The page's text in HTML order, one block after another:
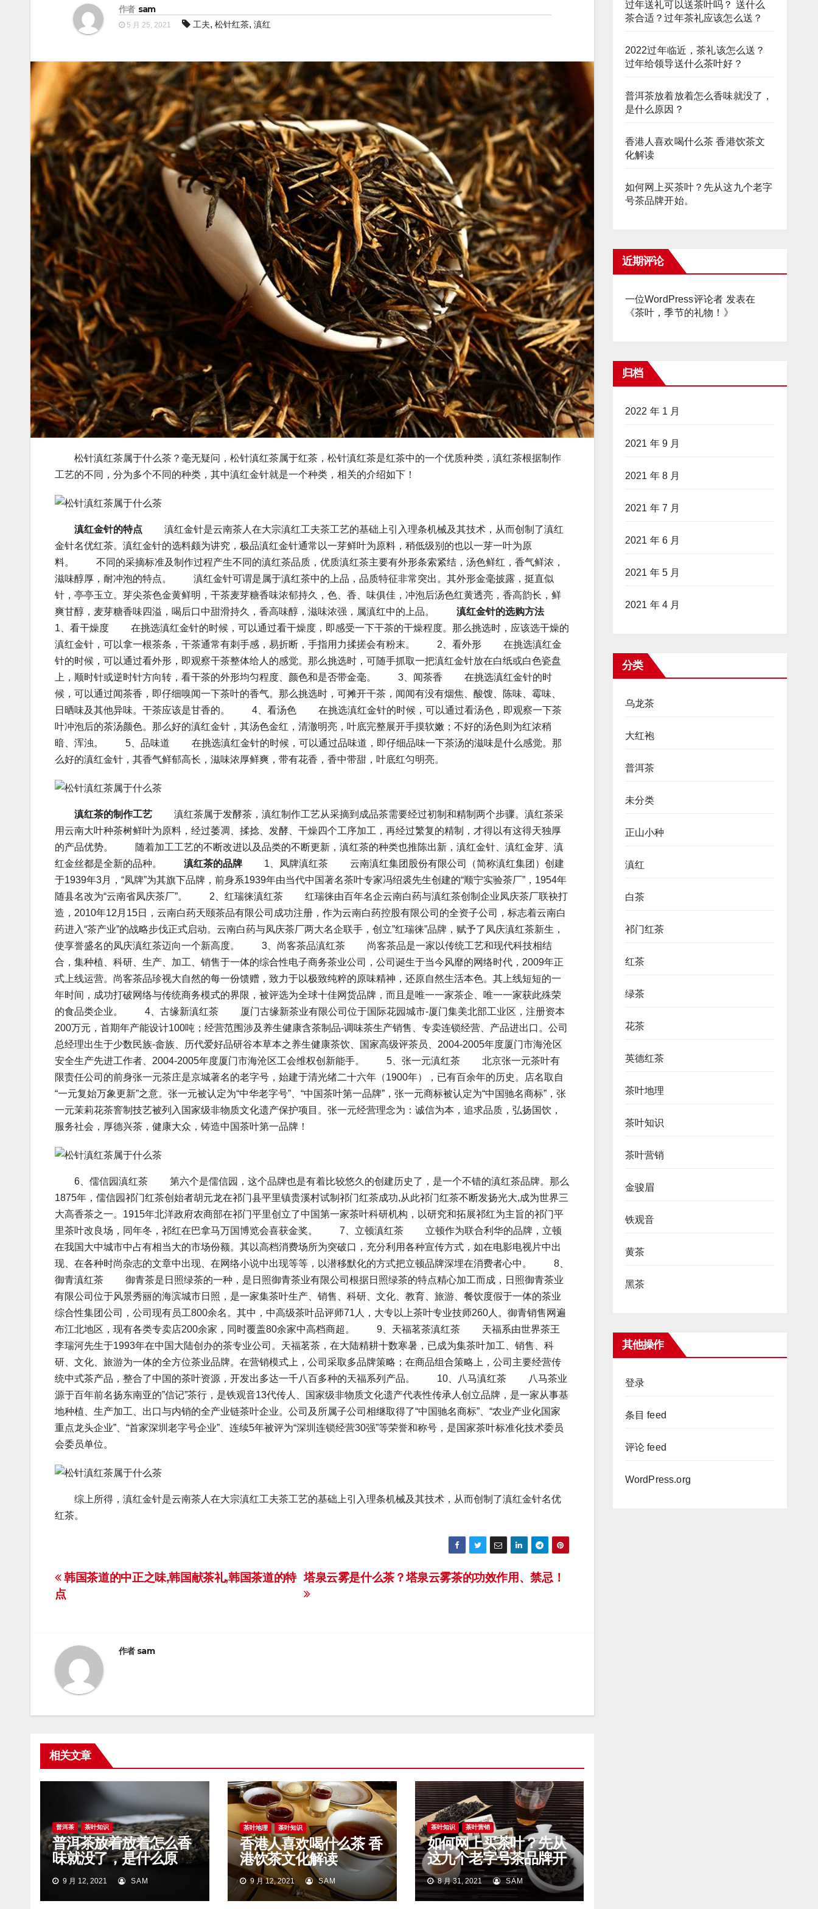
作者 sam
5 月 25, 2021 工夫, 松针红茶, 滇红
松针滇红茶属于什么茶？毫无疑问，松针滇红茶属于红茶，松针滇红茶是红茶中的一个优质种类，滇红茶根据制作
工艺的不同，分为多个不同的种类，其中滇红金针就是一个种类，相关的介绍如下！
滇红金针的特点 滇红金针是云南茶人在大宗滇红工夫茶工艺的基础上引入理条机械及其技术，从而创制了滇红
金针名优红茶。滇红金针的选料颇为讲究，极品滇红金针通常以一芽鲜叶为原料，稍低级别的也以一芽一叶为原
料。 不同的采摘标准及制作过程产生不同的滇红茶品质，优质滇红茶主要有外形条索紧结，汤色鲜红，香气鲜浓，
滋味醇厚，耐冲泡的特点。 滇红金针可谓是属于滇红茶中的上品，品质特征非常突出。其外形金毫披露，挺直似
针，亭亭玉立。芽尖茶色金黄鲜明，干茶麦芽糖香味浓郁持久，色、香、味俱佳，冲泡后汤色红黄透亮，香高韵长，鲜
爽甘醇，麦芽糖香味四溢，喝后口中甜滑持久，香高味醇，滋味浓强，属滇红中的上品。
滇红金针的选购方法
1、看干燥度 在挑选滇红金针的时候，可以通过看干燥度，即感受一下干茶的干燥程度。那么挑选时，应该选干燥的
滇红金针，可以拿一根茶条，干茶通常有刺手感，易折断，手指用力揉搓会有粉末。 2、看外形 在挑选滇红金
针的时候，可以通过看外形，即观察干茶整体给人的感觉。那么挑选时，可随手抓取一把滇红金针放在白纸或白色瓷盘
上，顺时针或逆时针方向转，看干茶的外形均匀程度、颜色和是否带金毫。 3、闻茶香 在挑选滇红金针的时
候，可以通过闻茶香，即仔细嗅闻一下茶叶的香气。那么挑选时，可摊开干茶，闻闻有没有烟焦、酸馊、陈味、霉味、
日晒味及其他异味。干茶应该是甘香的。 4、看汤色 在挑选滇红金针的时候，可以通过看汤色，即观察一下茶
叶冲泡后的茶汤颜色。那么好的滇红金针，其汤色金红，清澈明亮，叶底完整展开手摸软嫩；不好的汤色则为红浓稍
暗、浑浊。 5、品味道 在挑选滇红金针的时候，可以通过品味道，即仔细品味一下茶汤的滋味是什么感觉。那
么好的滇红金针，其香气鲜郁高长，滋味浓厚鲜爽，带有花香，香中带甜，叶底红匀明亮。
滇红茶的制作工艺 滇红茶属于发酵茶，滇红制作工艺从采摘到成品茶需要经过初制和精制两个步骤。滇红茶采
用云南大叶种茶树鲜叶为原料，经过萎凋、揉捻、发酵、干燥四个工序加工，再经过繁复的精制，才得以有这得天独厚
的产品优势。 随着加工工艺的不断改进以及品类的不断更新，滇红茶的种类也推陈出新，滇红金针、滇红金芽、滇
红金丝都是全新的品种。
滇红茶的品牌 1、凤牌滇红茶 云南滇红集团股份有限公司（简称滇红集团）创建
于1939年3月，“凤牌”为其旗下品牌，前身系1939年由当代中国著名茶叶专家冯绍裘先生创建的“顺宁实验茶厂”，1954年
随县名改为“云南省凤庆茶厂”。 2、红瑞徕滇红茶 红瑞徕由百年名企云南白药与滇红茶创制企业凤庆茶厂联袂打
造，2010年12月15日，云南白药天颐茶品有限公司成功注册，作为云南白药控股有限公司的全资子公司，标志着云南白
药进入“茶产业”的战略步伐正式启动。云南白药与凤庆茶厂两大名企联手，创立”红瑞徕”品牌，赋予了凤庆滇红茶新生，
使享誉盛名的凤庆滇红茶迈向一个新高度。 3、尚客茶品滇红茶 尚客茶品是一家以传统工艺和现代科技相结
合，集种植、科研、生产、加工、销售于一体的综合性电子商务茶业公司，公司诞生于当今风靡的网络时代，2009年正
式上线运营。尚客茶品珍视大自然的每一份馈赠，致力于以极致纯粹的原味精神，还原自然生活本色。其上线短短的一
年时间，成功打破网络与传统商务模式的界限，被评选为全球十佳网货品牌，而且是唯一一家茶企、唯一一家获此殊荣
的食品类企业。 4、古缘新滇红茶 厦门古缘新茶业有限公司位于国际花园城市-厦门集美北部工业区，注册资本
200万元，首期年产能设计100吨；经营范围涉及养生健康含茶制品-调味茶生产销售、专卖连锁经营、产品进出口。公司
总经理出生于少数民族-畲族、历代爱好品研谷本草本之养生健康茶饮、国家高级评茶员、2004-2005年度厦门市海沧区
安全生产先进工作者、2004-2005年度厦门市海沧区工会维权创新能手。 5、张一元滇红茶 北京张一元茶叶有
限责任公司的前身张一元茶庄是京城著名的老字号，始建于清光绪二十六年（1900年），已有百余年的历史。店名取自
“一元复始万象更新”之意。张一元被认定为“中华老字号”、“中国茶叶第一品牌”，张一元商标被认定为“中国驰名商标”，张
一元茉莉花茶窨制技艺被列入国家级非物质文化遗产保护项目。张一元经营理念为：诚信为本，追求品质，弘扬国饮，
服务社会，厚德兴茶，健康大众，铸造中国茶叶第一品牌！
6、儒信园滇红茶 第六个是儒信园，这个品牌也是有着比较悠久的创建历史了，是一个不错的滇红茶品牌。那么
1875年，儒信园祁门红茶创始者胡元龙在祁门县平里镇贵溪村试制祁门红茶成功,从此祁门红茶不断发扬光大,成为世界三
大高香茶之一。1915年北洋政府农商部在祁门平里创立了中国第一家茶叶科研机构，以研究和拓展祁红为主旨的祁门平
里茶叶改良场，同年冬，祁红在巴拿马万国博览会喜获金奖。 7、立顿滇红茶 立顿作为联合利华的品牌，立顿
在我国大中城市中占有相当大的市场份额。其以高档消费场所为突破口，充分利用各种宣传方式，如在电影电视片中出
现、在各种时尚杂志的文章中出现、在网络小说中出现等等，以潜移默化的方式把立顿品牌深埋在消费者心中。 8、
御青滇红茶 御青茶是日照绿茶的一种，是日照御青茶业有限公司根据日照绿茶的特点精心加工而成，日照御青茶业
有限公司位于风景秀丽的海滨城市日照，是一家集茶叶生产、销售、科研、文化、教育、旅游、餐饮度假于一体的茶业
综合性集团公司，公司现有员工800余名。其中，中高级茶叶品评师71人，大专以上茶叶专业技师260人。御青销售网遍
布江北地区，现有各类专卖店200余家，同时覆盖80余家中高档商超。 9、天福茗茶滇红茶 天福系由世界茶王
李瑞河先生于1993年在中国大陆创办的茶专业公司。天福茗茶，在大陆精耕十数寒暑，已成为集茶叶加工、销售、科
研、文化、旅游为一体的全方位茶业品牌。在营销模式上，公司采取多品牌策略；在商品组合策略上，公司主要经营传
统中式茶产品，整合了中国的茶叶资源，开发出多达一千八百多种的天福系列产品。 10、八马滇红茶 八马茶业
源于百年前名扬东南亚的”信记”茶行，是铁观音13代传人、国家级非物质文化遗产代表性传承人创立品牌，是一家从事基
地种植、生产加工、出口与内销的全产业链茶叶企业。公司及所属子公司相继取得了“中国驰名商标”、“农业产业化国家
重点龙头企业”、“首家深圳老字号企业”、连续5年被评为“深圳连锁经营30强”等荣誉和称号，是国家茶叶标准化技术委员
会委员单位。
综上所得，滇红金针是云南茶人在大宗滇红工夫茶工艺的基础上引入理条机械及其技术，从而创制了滇红金针名优
红茶。
文
章
航
塔泉云雾是什么茶？塔泉云雾茶的功效作用、禁忌！
韩国茶道的中正之味,韩国献茶礼,韩国茶道的特
点
作者 sam
相关文章
普洱茶 茶叶知识
普洱茶放着放着怎么香
味就没了，是什么原
因？
9 月 12, 2021 SAM
茶叶地理 茶叶知识
香港人喜欢喝什么茶 香
港饮茶文化解读
9 月 12, 2021 SAM
茶叶知识 茶叶营销
如何网上买茶叶？先从
这九个老字号茶品牌开
始。
8 月 31, 2021 SAM
过年送礼可以送茶叶吗？ 送什么
茶合适？过年茶礼应该怎么送？
2022过年临近，茶礼该怎么送？
过年给领导送什么茶叶好？
普洱茶放着放着怎么香味就没了，
是什么原因？
香港人喜欢喝什么茶 香港饮茶文
化解读
如何网上买茶叶？先从这九个老字
号茶品牌开始。
近期评论
一位WordPress评论者 发表在
《茶叶，季节的礼物！ 》
归档
2022 年 1 月
2021 年 9 月
2021 年 8 月
2021 年 7 月
2021 年 6 月
2021 年 5 月
2021 年 4 月
分类
乌龙茶
大红袍
普洱茶
未分类
正山小种
滇红
白茶
祁门红茶
红茶
绿茶
花茶
英德红茶
茶叶地理
茶叶知识
茶叶营销
金骏眉
铁观音
黄茶
黑茶
其他操作
登录
条目 feed
评论 feed
WordPress.org